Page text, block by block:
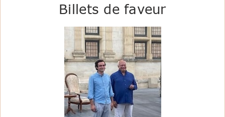
Billets de faveur